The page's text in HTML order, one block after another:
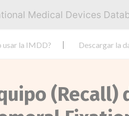
Medical Devices
usar la IMDD? Descargar la
(Recall)